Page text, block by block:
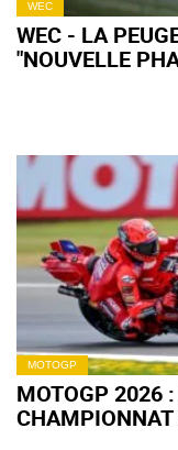
WEC
WEC - LA
"NOUVELLE
MOTOGP
MOTOGP 2026
CHAMPIONNAT